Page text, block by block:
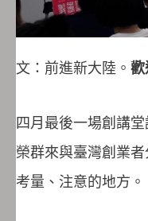
文：前進新大陸。 歡
四月最後一場創講
榮群來與臺灣創業
考量、注意的地方。